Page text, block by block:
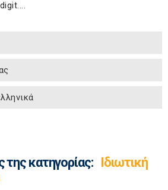
.
της κατηγορίας: Ιδιωτική